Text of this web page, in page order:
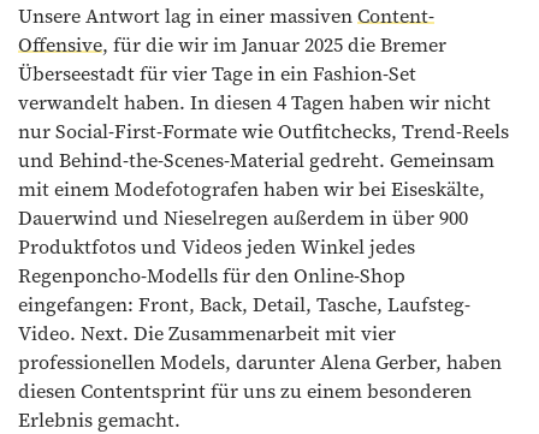
Unsere Antwort lag in einer massivenContent-
Offensive, für die wir im Januar 2025 die Bremer
Überseestadt für vier Tage in ein Fashion-Set
verwandelt haben. In diesen 4 Tagen haben wir nicht
nur Social-First-Formate wie Outfitchecks, Trend-Reels
und Behind-the-Scenes-Material gedreht. Gemeinsam
mit einem Modefotografen haben wir bei Eiseskälte,
Dauerwind und Nieselregen außerdem in über 900
Produktfotos und Videos jeden Winkel jedes
Regenponcho-Modells für den Online-Shop
eingefangen: Front, Back, Detail, Tasche, Laufsteg-
Video. Next. Die Zusammenarbeit mit vier
professionellen Models, darunter Alena Gerber, haben
diesen Contentsprint für uns zu einem besonderen
Erlebnis gemacht.